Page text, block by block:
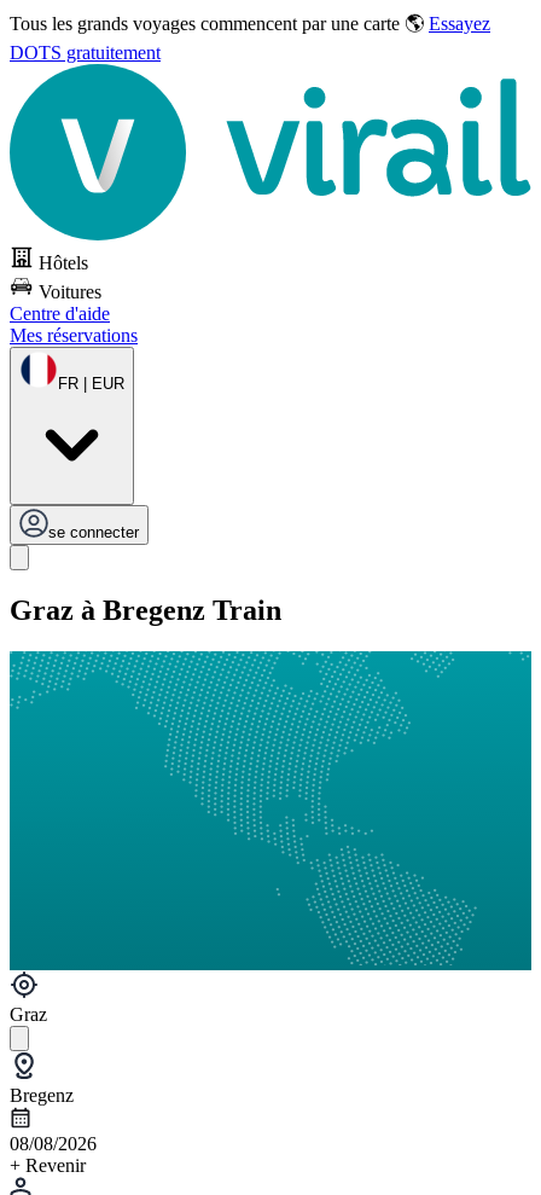
Tous les grands voyages commencent par une carte 🌎 Essayez
DOTS gratuitement
Hôtels
Voitures
Centre d'aide
Mes réservations
FR | EUR
se connecter
Graz à Bregenz Train
Graz
Bregenz
08/08/2026
+ Revenir